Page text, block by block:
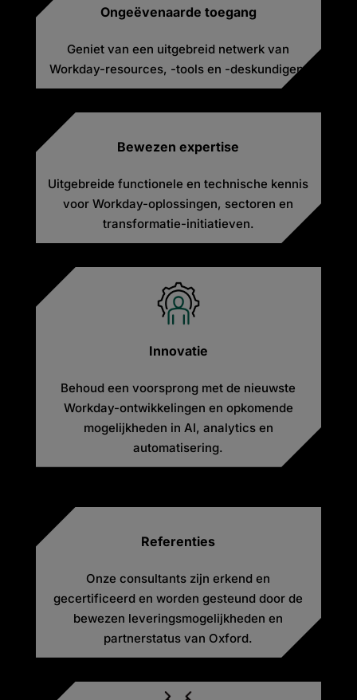
Ongeëvenaarde toegang
Geniet van een uitgebreid netwerk van
Workday-resources, -tools en -deskundigen.
Bewezen expertise
Uitgebreide functionele en technische kennis
voor Workday-oplossingen, sectoren en
transformatie-initiatieven.
Innovatie
Behoud een voorsprong met de nieuwste
Workday-ontwikkelingen en opkomende
mogelijkheden in AI, analytics en
automatisering.
Referenties
Onze consultants zijn erkend en
gecertificeerd en worden gesteund door de
bewezen leveringsmogelijkheden en
partnerstatus van Oxford.